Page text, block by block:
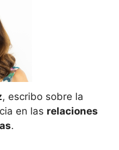
, escribo sobre la
en las relaciones
.